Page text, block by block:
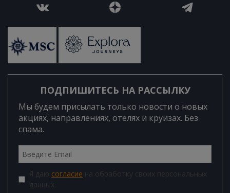
ПОДПИШИТЕСЬ НА РАССЫЛКУ
Мы будем присылать только новости о новых
акциях, направлениях, отелях и круизах. Без
спама.
Я даю согласие на обработку своих персональных
данных.